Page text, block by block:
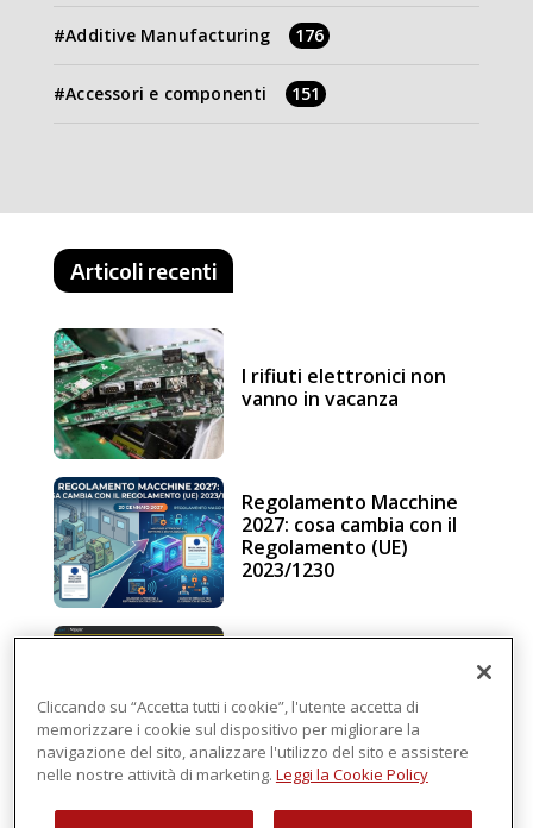
Additive Manufacturing 176
Accessori e componenti 151
Articoli recenti
I rifiuti elettronici non
vanno in vacanza
Regolamento Macchine
2027: cosa cambia con il
Regolamento (UE)
2023/1230
intelligenza in cloud
Cliccando su “Accetta tutti i cookie”, l'utente accetta di
memorizzare i cookie sul dispositivo per migliorare la
navigazione del sito, analizzare l'utilizzo del sito e assistere
nelle nostre attività di marketing. Leggi la Cookie Policy